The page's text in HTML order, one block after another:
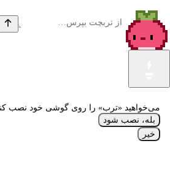
می‌خواهید «ترب» را روی گوشی خود نصب
بله، نصب شود
خیر